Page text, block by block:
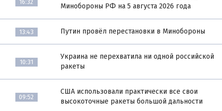
16:32
Минобороны РФ на 5 августа 2026 года
13:43 Путин провёл перестановки в Минобороны
10:31
Украина не перехватила ни одной российской
ракеты
09:52
США использовали практически все свои
высокоточные ракеты большой дальности